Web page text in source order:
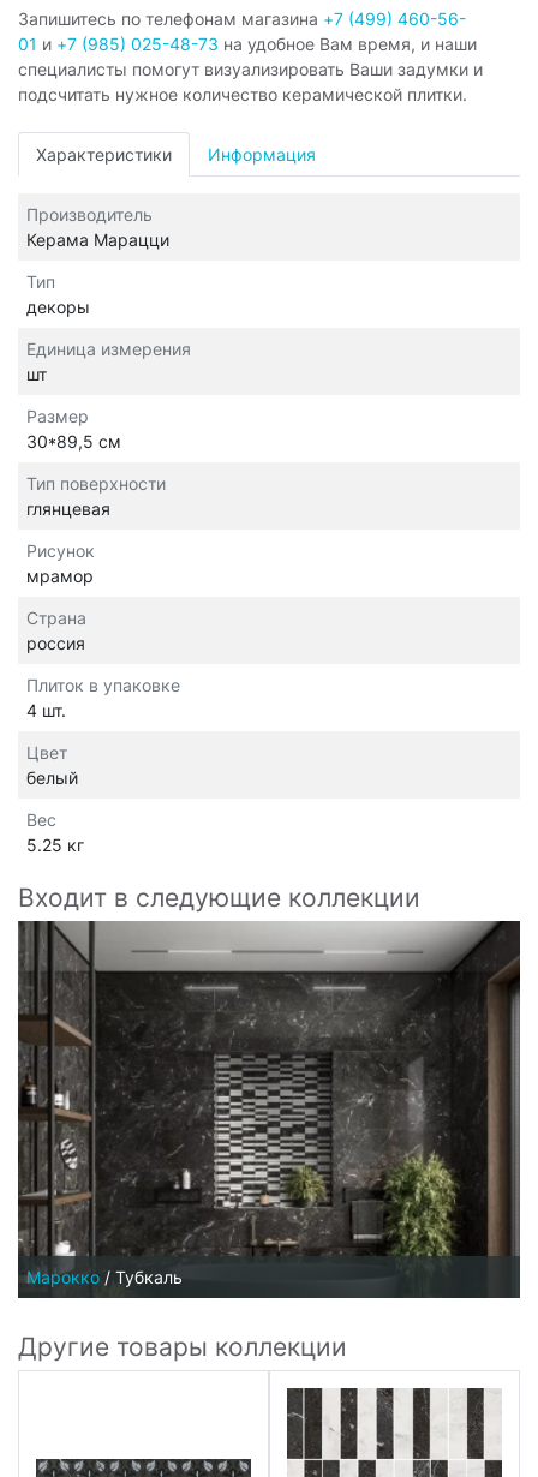
Запишитесь по телефонам магазина +7 (499) 460-56-
01 и +7 (985) 025-48-73 на удобное Вам время, и наши
специалисты помогут визуализировать Ваши задумки и
подсчитать нужное количество керамической плитки.
Характеристики Информация
Производитель
Керама Марацци
Тип
декоры
Единица измерения
шт
Размер
30*89,5 см
Тип поверхности
глянцевая
Рисунок
мрамор
Страна
россия
Плиток в упаковке
4 шт.
Цвет
белый
Вес
5.25 кг
Входит в следующие коллекции
Марокко / Тубкаль
Другие товары коллекции